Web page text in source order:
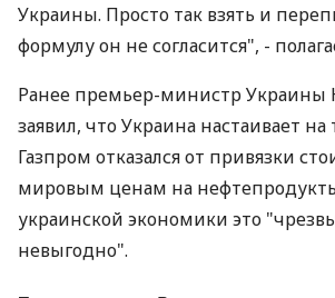
Украины. Просто так взять и
формулу он не согласится", -
Ранее премьер-министр Украины
заявил, что Украина настаивает
Газпром отказался от привязки
мировым ценам на
украинской экономики это
невыгодно".